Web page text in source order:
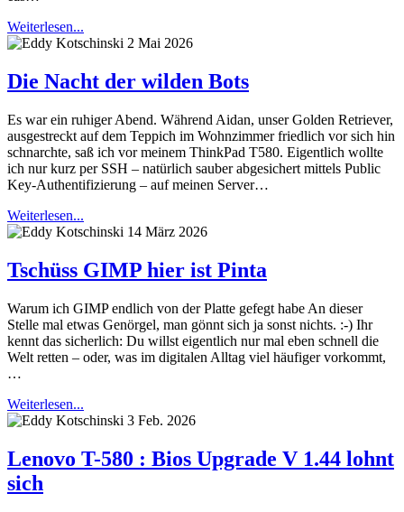
Weiterlesen...
2 Mai 2026
Die Nacht der wilden Bots
Es war ein ruhiger Abend. Während Aidan, unser Golden Retriever,
ausgestreckt auf dem Teppich im Wohnzimmer friedlich vor sich hin
schnarchte, saß ich vor meinem ThinkPad T580. Eigentlich wollte
ich nur kurz per SSH – natürlich sauber abgesichert mittels Public
Key-Authentifizierung – auf meinen Server…
Weiterlesen...
14 März 2026
Tschüss GIMP hier ist Pinta
Warum ich GIMP endlich von der Platte gefegt habe An dieser
Stelle mal etwas Genörgel, man gönnt sich ja sonst nichts. :-) Ihr
kennt das sicherlich: Du willst eigentlich nur mal eben schnell die
Welt retten – oder, was im digitalen Alltag viel häufiger vorkommt,
…
Weiterlesen...
3 Feb. 2026
Lenovo T-580 : Bios Upgrade V 1.44 lohnt
sich